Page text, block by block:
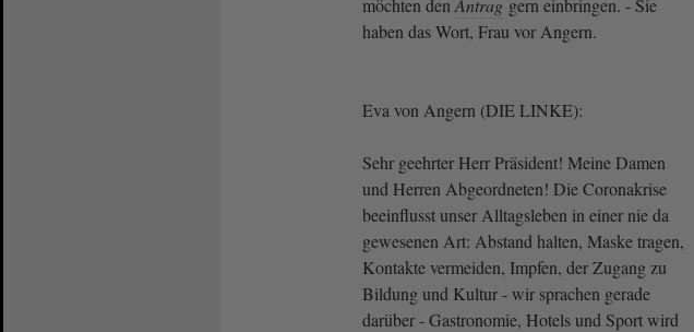
möchten den Antrag gern einbringen. - Sie
haben das Wort, Frau vor Angern.
Eva von Angern (DIE LINKE):
Sehr geehrter Herr Präsident! Meine Damen
und Herren Abgeordneten! Die Coronakrise
beeinflusst unser Alltagsleben in einer nie da
gewesenen Art: Abstand halten, Maske tragen,
Kontakte vermeiden, Impfen, der Zugang zu
Bildung und Kultur - wir sprachen gerade
darüber - Gastronomie, Hotels und Sport wird